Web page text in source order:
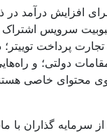
افزایش درآمد در ذهن
سرویس اشتراک
پرداخت توییتر؛
دولتی؛ و راه‌هایی
خاصی هستند
گذاران با ماسک